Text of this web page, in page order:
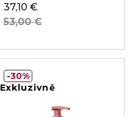
37,10 €
53,00 €
Exkluzivně
30%